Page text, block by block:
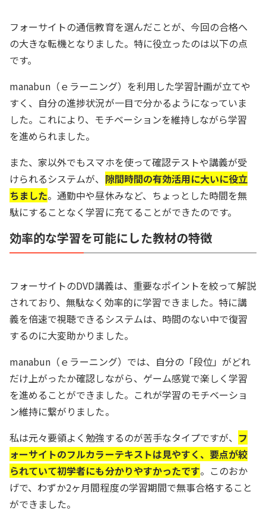
フォーサイトの通信教育を選んだことが、今回の合格へ
の大きな転機となりました。特に役立ったのは以下の点
です。
manabun（ｅラーニング）を利用した学習計画が立てや
すく、自分の進捗状況が一目で分かるようになっていま
した。これにより、モチベーションを維持しながら学習
を進められました。
また、家以外でもスマホを使って確認テストや講義が受
けられるシステムが、 隙間時間の有効活用に大いに役立
ちました。通勤中や昼休みなど、ちょっとした時間を無
駄にすることなく学習に充てることができたのです。
効率的な学習を可能にした教材の特徴
フォーサイトのDVD講義は、重要なポイントを絞って解説
されており、無駄なく効率的に学習できました。特に講
義を倍速で視聴できるシステムは、時間のない中で復習
するのに大変助かりました。
manabun（ｅラーニング）では、自分の「段位」がどれ
だけ上がったか確認しながら、ゲーム感覚で楽しく学習
を進めることができました。これが学習のモチベーショ
ン維持に繋がりました。
私は元々要領よく勉強するのが苦手なタイプですが、 フ
ォーサイトのフルカラーテキストは見やすく、要点が絞
られていて初学者にも分かりやすかったです。このおか
げで、わずか2ヶ月間程度の学習期間で無事合格すること
ができました。